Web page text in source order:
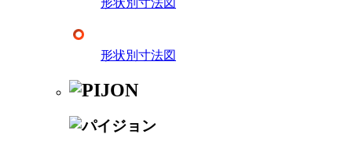
形状別寸法図